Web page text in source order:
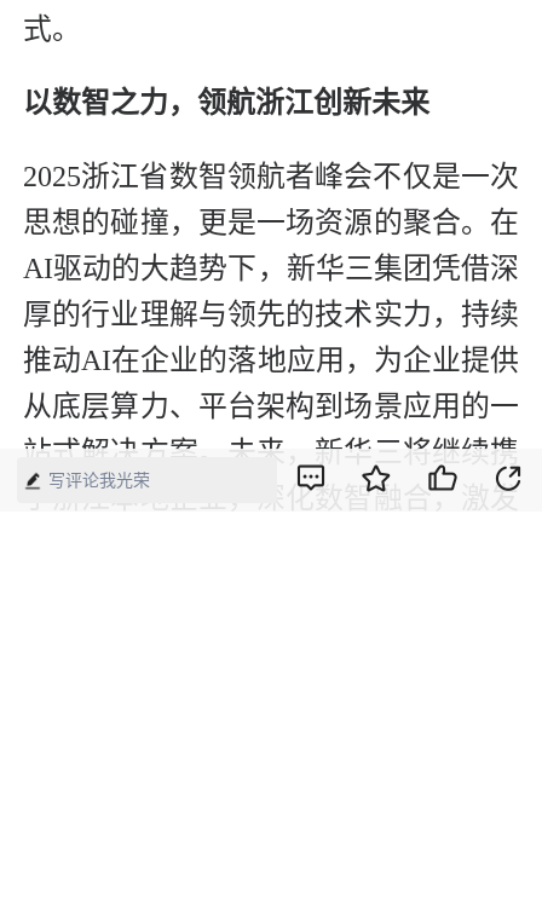
式。
以数智之力，领航浙江创新未来
2025浙江省数智领航者峰会不仅是一次
思想的碰撞，更是一场资源的聚合。在
AI驱动的大趋势下，新华三集团凭借深
厚的行业理解与领先的技术实力，持续
推动AI在企业的落地应用，为企业提供
从底层算力、平台架构到场景应用的一
站式解决方案。未来，新华三将继续携
手浙江本地企业，深化数智融合，激发
写评论我光荣